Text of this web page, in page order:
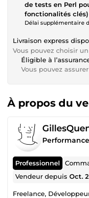
de tests en Perl
fonctionalités clés)
Délai supplémentaire
Livraison express
Vous pouvez choisir
Éligible à
Vous pouvez
À propos du
Performance
Professionnel
Vendeur depuisOct.
Freelance,